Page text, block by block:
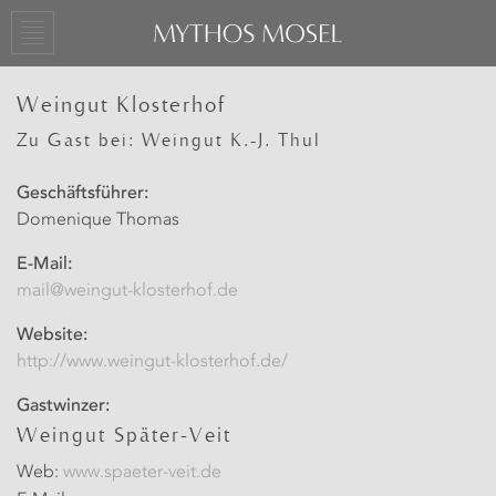
Weingut Klosterhof
Zu Gast bei: Weingut K.-J. Thul
Geschäftsführer:
Domenique Thomas
E-Mail:
mail@weingut-klosterhof.de
Website:
http://www.weingut-klosterhof.de/
Gastwinzer:
Weingut Später-Veit
Web: www.spaeter-veit.de